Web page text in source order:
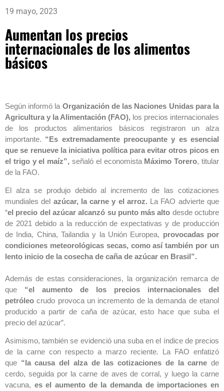
19 mayo, 2023
Aumentan los precios
internacionales de los alimentos
básicos
Según informó la Organización de las Naciones Unidas para la
Agricultura y la Alimentación (FAO), los precios internacionales
de los productos alimentarios básicos registraron un alza
importante. “Es extremadamente preocupante y es esencial
que se renueve la iniciativa política para evitar otros picos en
el trigo y el maíz”, señaló el economista Máximo Torero, titular
de la FAO.
El alza se produjo debido al incremento de las cotizaciones
mundiales del azúcar, la carne y el arroz. La FAO advierte que
“el precio del azúcar alcanzó su punto más alto desde octubre
de 2021 debido a la reducción de expectativas y de producción
de India, China, Tailandia y la Unión Europea, provocadas por
condiciones meteorológicas secas, como así también por un
lento inicio de la cosecha de caña de azúcar en Brasil”.
Además de estas consideraciones, la organización remarca de
que “el aumento de los precios internacionales del
petróleocrudo provoca un incremento de la demanda de etanol
producido a partir de caña de azúcar, esto hace que suba el
precio del azúcar”.
Asimismo, también se evidenció una suba en el índice de precios
de la carne con respecto a marzo reciente. La FAO enfatizó
que “la causa del alza de las cotizaciones de la carne de
cerdo, seguida por la carne de aves de corral, y luego la carne
vacuna, es el aumento de la demanda de importaciones en